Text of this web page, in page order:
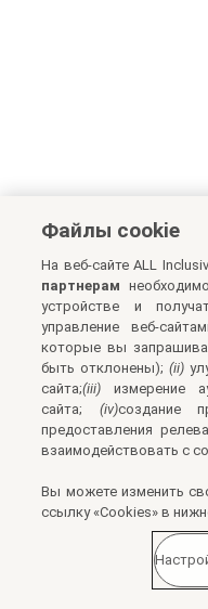
Файлы cookie
На веб-сайте ALL
партнерам
устройстве и
управление веб-
которые вы
быть отклонены);(ii)
сайта;(iii) измерение
сайта; (iv)создание
предоставления
взаимодействовать с
Вы можете изменить
ссылку «Cookies» в